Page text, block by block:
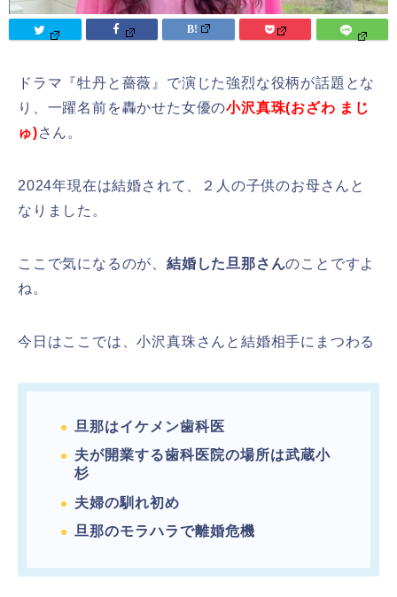
ドラマ『牡丹と薔薇』で演じた強烈な役柄が話題とな
り、一躍名前を轟かせた女優の小沢真珠(おざわ まじ
ゅ)さん。
2024年現在は結婚されて、２人の子供のお母さんと
なりました。
ここで気になるのが、 結婚した旦那さんのことですよ
ね。
今日はここでは、小沢真珠さんと結婚相手にまつわる
旦那はイケメン歯科医
夫が開業する歯科医院の場所は武蔵小
杉
夫婦の馴れ初め
旦那のモラハラで離婚危機